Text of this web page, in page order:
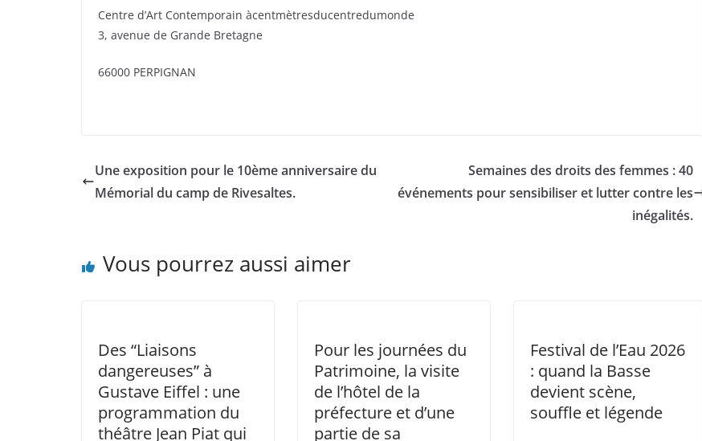
Centre d’Art Contemporain àcentmètresducentredumonde
3, avenue de Grande Bretagne
66000 PERPIGNAN
Une exposition pour le 10ème anniversaire du
Mémorial du camp de Rivesaltes.
Semaines des droits des femmes : 40
événements pour sensibiliser et lutter contre les
inégalités.
Vous pourrez aussi aimer
Des “Liaisons
dangereuses” à
Gustave Eiffel : une
programmation du
théâtre Jean Piat qui
Pour les journées du
Patrimoine, la visite
de l’hôtel de la
préfecture et d’une
partie de sa
Festival de l’Eau 2026
: quand la Basse
devient scène,
souffle et légende